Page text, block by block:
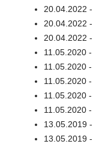
20.04.2022
20.04.2022
20.04.2022
11.05.2020
11.05.2020
11.05.2020
11.05.2020
11.05.2020
13.05.2019
13.05.2019